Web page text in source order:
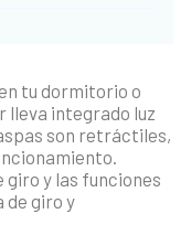
tu dormitorio o
lleva integrado luz
son retráctiles,
y las funciones
de giro y